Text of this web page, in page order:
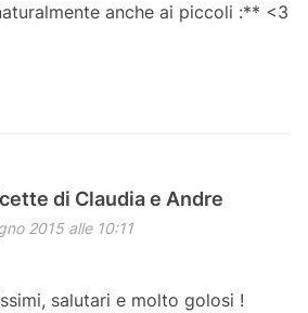
anche ai piccoli :** <3
di Claudia e Andre
2015 alle 10:11
salutari e molto golosi !